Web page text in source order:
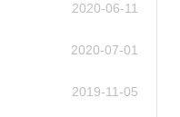
2020-06-11
2020-07-01
2019-11-05